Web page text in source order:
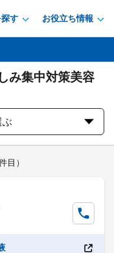
す お役立ち情報
み集中対策美容
ぶ
目）